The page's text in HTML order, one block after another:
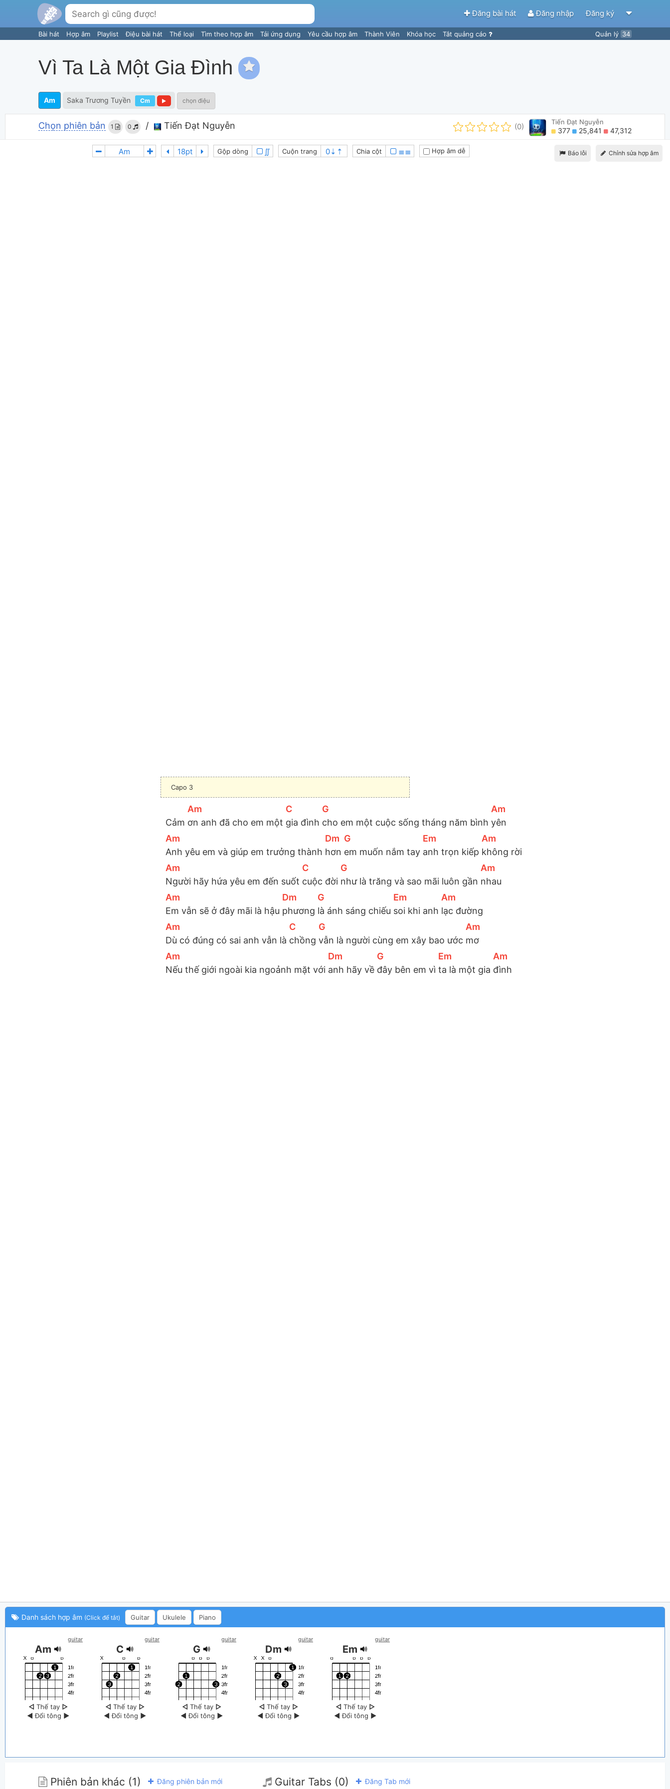
Đăng bài hát Đăng nhập Đăng ký
Bài hát Hợp âm Playlist Điệu bài hát Thể loại Tìm theo hợp âm Tải ứng dụng Yêu cầu hợp âm Thành Viên Khóa học Tắt quảng cáo Quản lý 34
Vì Ta Là Một Gia Đình
Am Saka Trương Tuyền Cm chọn điệu
Chọn phiên bản 1 0 / Tiến Đạt Nguyễn (0)
Tiến Đạt Nguyễn
377 25,841 47,312
Báo lỗi Chỉnh sửa hợp âm
Gộp dòng ∬ Cuộn trang Chia cột ≣≣ Hợp âm dễ
Capo 3
Cảm
[
Am
ơn anh đã cho em một
[
C
gia đình
[
G
cho em một cuộc sống tháng năm bình
[
Am
yên
[
Am
Anh yêu em và giúp em trưởng thành
[
Dm ]
hơn
[
G
em muốn nắm tay
[
Em
anh trọn kiếp
[
Am
không rời
[
Am
Người hãy hứa yêu em đến suốt
[
C
cuộc đời
[
G
như là trăng và sao mãi luôn gần
[
Am
nhau
[
Am
Em vẫn sẽ ở đây mãi là hậu
[
Dm
phương
[
G
là ánh sáng chiếu
[
Em
soi khi anh
[
Am
lạc đường
[
Am
Dù có đúng có sai anh vẫn là
[
C
chồng
[
G
vẫn là người cùng em xây bao ước
[
Am
mơ
[
Am
Nếu thế giới ngoài kia ngoảnh mặt với
[
Dm
anh hãy về
[
G
đây bên em vì
[
Em
ta là một gia
[
Am
đình
Danh sách hợp âm (Click để tắt) Guitar Ukulele Piano
guitar
Am
◁ Thế tay ▷
◀ Đổi tông ▶
guitar
C
◁ Thế tay ▷
◀ Đổi tông ▶
guitar
G
◁ Thế tay ▷
◀ Đổi tông ▶
guitar
Dm
◁ Thế tay ▷
◀ Đổi tông ▶
guitar
Em
◁ Thế tay ▷
◀ Đổi tông ▶
Phiên bản khác (1) Đăng phiên bản mới Guitar Tabs (0) Đăng Tab mới